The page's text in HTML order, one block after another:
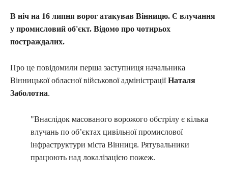
В ніч на 16 липня ворог атакував Вінницю. Є влучання
у промисловий об'єкт. Відомо про чотирьох
постраждалих.
Про це повідомили перша заступниця начальника
Вінницької обласної військової адміністраціїНаталя
Заболотна.
"Внаслідок масованого ворожого обстрілу є кілька
влучань по обʼєктах цивільної промислової
інфраструктури міста Вінниця. Рятувальники
працюють над локалізацією пожеж.